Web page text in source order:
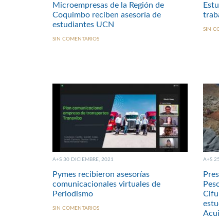
Microempresas de la Región de
Coquimbo reciben asesoría de
estudiantes UCN
SIN COMENTARIOS
SIN
A+S 30 DICIEMBRE, 2021
Pymes recibieron asesorías
comunicacionales virtuales de
Periodismo
SIN COMENTARIOS
A+S